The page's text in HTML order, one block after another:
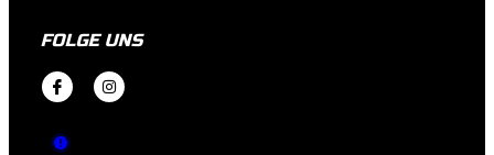
FOLGE UNS